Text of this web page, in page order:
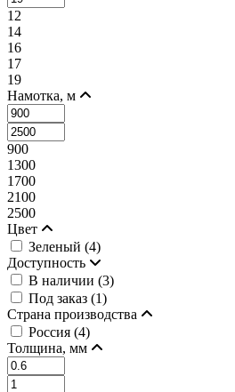
12
14
16
17
19
Намотка, м
900
1300
1700
2100
2500
Цвет
Зеленый (4)
Доступность
В наличии (3)
Под заказ (1)
Страна производства
Россия (4)
Толщина, мм